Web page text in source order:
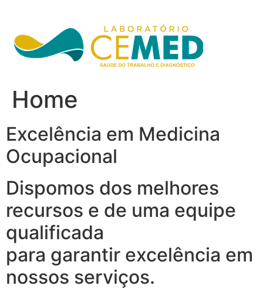
conteúdo
Home
Excelência em Medicina
Ocupacional
Dispomos dos melhores
recursos e de uma equipe
qualificada
para garantir excelência em
nossos serviços.